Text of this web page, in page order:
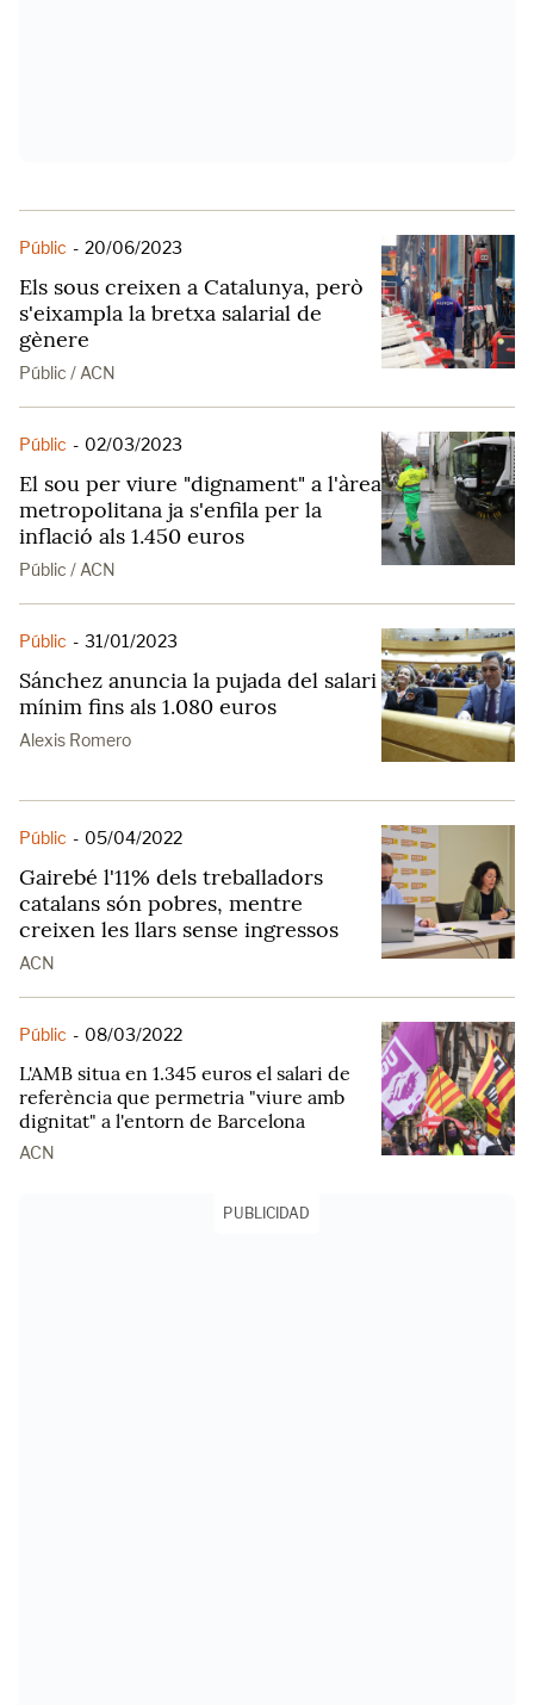
Públic - 20/06/2023
Els sous creixen a Catalunya, però
s'eixampla la bretxa salarial de
gènere
Públic / ACN
Públic - 02/03/2023
El sou per viure "dignament" a l'àrea
metropolitana ja s'enfila per la
inflació als 1.450 euros
Públic / ACN
Públic - 31/01/2023
Sánchez anuncia la pujada del salari
mínim fins als 1.080 euros
Alexis Romero
Públic - 05/04/2022
Gairebé l'11% dels treballadors
catalans són pobres, mentre
creixen les llars sense ingressos
ACN
Públic - 08/03/2022
L'AMB situa en 1.345 euros el salari de
referència que permetria "viure amb
dignitat" a l'entorn de Barcelona
ACN
PUBLICIDAD